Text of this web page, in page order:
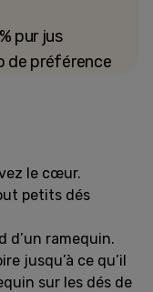
pur jus
de préférence
le cœur.
petits dés
d’un ramequin.
jusqu’à ce qu’il
sur les dés de